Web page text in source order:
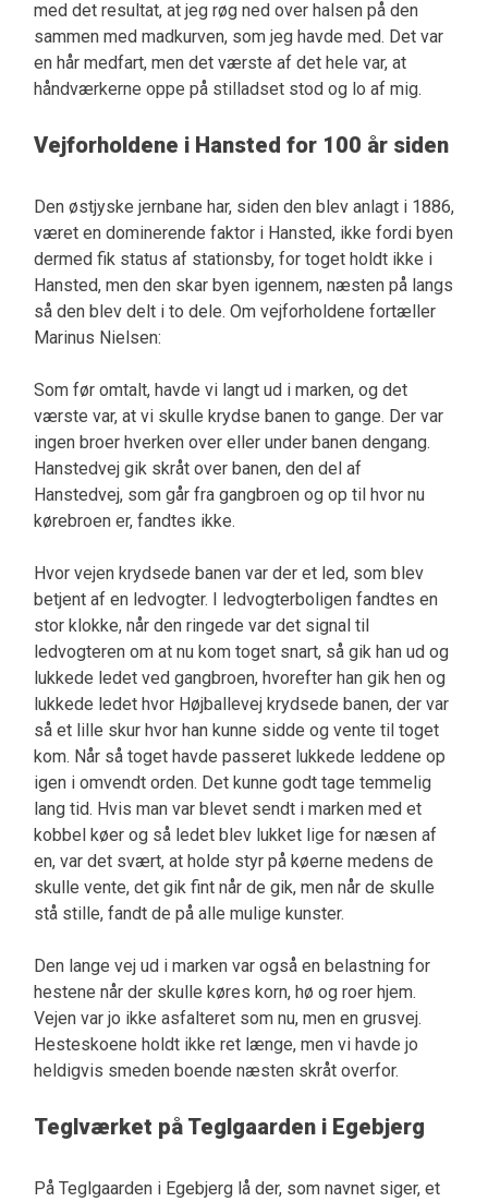
med det resultat, at jeg røg ned over halsen på den
sammen med madkurven, som jeg havde med. Det var
en hår medfart, men det værste af det hele var, at
håndværkerne oppe på stilladset stod og lo af mig.
Vejforholdene i Hansted for 100 år siden
Den østjyske jernbane har, siden den blev anlagt i 1886,
været en dominerende faktor i Hansted, ikke fordi byen
dermed fik status af stationsby, for toget holdt ikke i
Hansted, men den skar byen igennem, næsten på langs
så den blev delt i to dele. Om vejforholdene fortæller
Marinus Nielsen:
Som før omtalt, havde vi langt ud i marken, og det
værste var, at vi skulle krydse banen to gange. Der var
ingen broer hverken over eller under banen dengang.
Hanstedvej gik skråt over banen, den del af
Hanstedvej, som går fra gangbroen og op til hvor nu
kørebroen er, fandtes ikke.
Hvor vejen krydsede banen var der et led, som blev
betjent af en ledvogter. I ledvogterboligen fandtes en
stor klokke, når den ringede var det signal til
ledvogteren om at nu kom toget snart, så gik han ud og
lukkede ledet ved gangbroen, hvorefter han gik hen og
lukkede ledet hvor Højballevej krydsede banen, der var
så et lille skur hvor han kunne sidde og vente til toget
kom. Når så toget havde passeret lukkede leddene op
igen i omvendt orden. Det kunne godt tage temmelig
lang tid. Hvis man var blevet sendt i marken med et
kobbel køer og så ledet blev lukket lige for næsen af
en, var det svært, at holde styr på køerne medens de
skulle vente, det gik fint når de gik, men når de skulle
stå stille, fandt de på alle mulige kunster.
Den lange vej ud i marken var også en belastning for
hestene når der skulle køres korn, hø og roer hjem.
Vejen var jo ikke asfalteret som nu, men en grusvej.
Hesteskoene holdt ikke ret længe, men vi havde jo
heldigvis smeden boende næsten skråt overfor.
Teglværket på Teglgaarden i Egebjerg
På Teglgaarden i Egebjerg lå der, som navnet siger, et